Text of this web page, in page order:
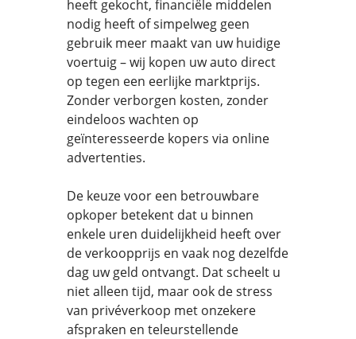
heeft gekocht, financiële middelen
nodig heeft of simpelweg geen
gebruik meer maakt van uw huidige
voertuig – wij kopen uw auto direct
op tegen een eerlijke marktprijs.
Zonder verborgen kosten, zonder
eindeloos wachten op
geïnteresseerde kopers via online
advertenties.
De keuze voor een betrouwbare
opkoper betekent dat u binnen
enkele uren duidelijkheid heeft over
de verkoopprijs en vaak nog dezelfde
dag uw geld ontvangt. Dat scheelt u
niet alleen tijd, maar ook de stress
van privéverkoop met onzekere
afspraken en teleurstellende